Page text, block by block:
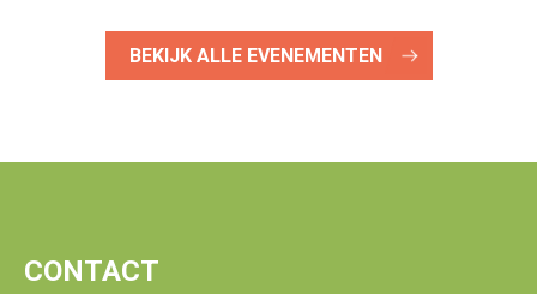
BEKIJK ALLE EVENEMENTEN
CONTACT